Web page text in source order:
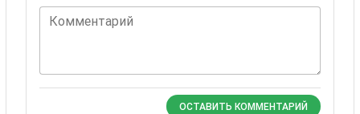
Комментарий
ОСТАВИТЬ КОММЕНТАРИЙ